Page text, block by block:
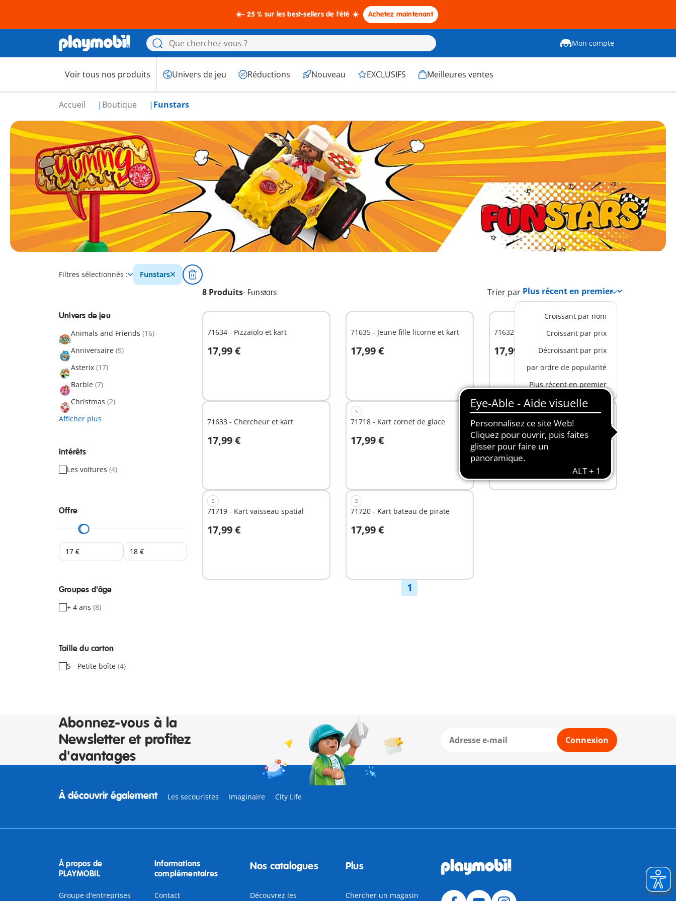
☀️- 25 % sur les best-sellers de l'été ☀️ Achetez maintenant
Mon compte
Voir tous nos produits Univers de jeu Réductions Nouveau EXCLUSIFS Meilleures ventes
Accueil Boutique Funstars
Filtres sélectionnés : Funstars
8 Produits- Funstars Trier par
Croissant par nom
Croissant par prix
Décroissant par prix
par ordre de popularité
Plus récent en premier
Univers de jeu
Animals and Friends (16)
Anniversaire (9)
Asterix (17)
Barbie (7)
Christmas (2)
Afficher plus
Intérêts
Les voitures (4)
Offre
Groupes d'âge
+ 4 ans (8)
Taille du carton
S - Petite boîte (4)
71634 - Pizzaïolo et kart
17,99 €
Au panier
71635 - Jeune fille licorne et kart
17,99 €
Au panier
71632 - Catcheur et kart
17,99 €
Au panier
71633 - Chercheur et kart
17,99 €
Au panier
S
71718 - Kart cornet de glace
17,99 €
Au panier
S
71717 - Kart banane
17,99 €
Au panier
S
71719 - Kart vaisseau spatial
17,99 €
Au panier
S
71720 - Kart bateau de pirate
17,99 €
Au panier
1
Abonnez-vous à la
Newsletter et profitez
d'avantages
Connexion
À découvrir également Les secouristes Imaginaire City Life
À propos de
PLAYMOBIL
Groupe d'entreprises
Informations
complémentaires
Contact
Nos catalogues
Découvrez les
Plus
Chercher un magasin